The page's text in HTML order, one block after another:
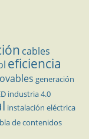
cables
eficiencia
generación
industria 4.0
instalación eléctrica
de contenidos